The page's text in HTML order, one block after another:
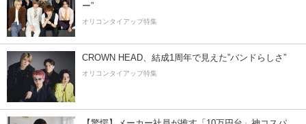
ー”
オリコンタイアップ特集
CROWN HEAD、結成1周年で見えた”バンドらしさ”
オリコンタイアップ特集